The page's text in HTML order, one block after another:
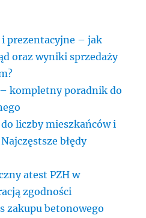
prezentacyjne – jak
oraz wyniki sprzedaży
kompletny poradnik do
liczby mieszkańców i
błędy
atest PZH w
zgodności
zakupu betonowego